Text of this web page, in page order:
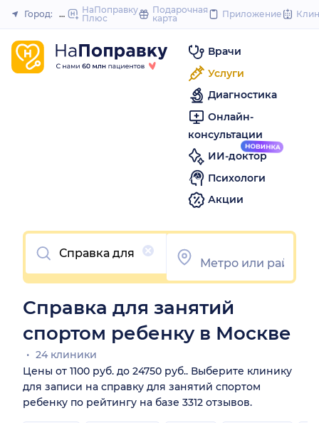
to
Закрыть
Город: МоскваНаПоправку
Плюс
Подарочная
карта
Приложение
Врачи
Услуги
Диагностика
Онлайн-
консультации
ИИ-доктор
Психологи
Акции
Очистить
Справка для занятий
спортом ребенку в Москве
24 клиники
Цены от 1100 руб. до 24750 руб.. Выберите клинику
для записи на справку для занятий спортом
ребенку по рейтингу на базе 3312 отзывов.